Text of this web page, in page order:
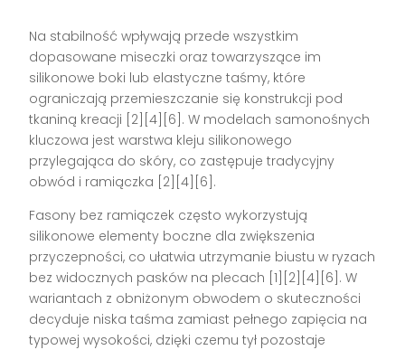
Na stabilność wpływają przede wszystkim
dopasowane miseczki oraz towarzyszące im
silikonowe boki lub elastyczne taśmy, które
ograniczają przemieszczanie się konstrukcji pod
tkaniną kreacji [2][4][6]. W modelach samonośnych
kluczowa jest warstwa kleju silikonowego
przylegająca do skóry, co zastępuje tradycyjny
obwód i ramiączka [2][4][6].
Fasony bez ramiączek często wykorzystują
silikonowe elementy boczne dla zwiększenia
przyczepności, co ułatwia utrzymanie biustu w ryzach
bez widocznych pasków na plecach [1][2][4][6]. W
wariantach z obniżonym obwodem o skuteczności
decyduje niska taśma zamiast pełnego zapięcia na
typowej wysokości, dzięki czemu tył pozostaje